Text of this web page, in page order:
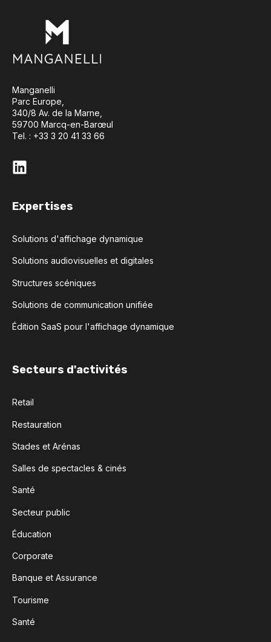
Manganelli
Parc Europe,
340/8 Av. de la Marne,
59700 Marcq-en-Barœul
Tel. : +33 3 20 41 33 66
Expertises
Solutions d'affichage dynamique
Solutions audiovisuelles et digitales
Structures scéniques
Solutions de communication unifiée
Édition SaaS pour l'affichage dynamique
Secteurs d'activités
Retail
Restauration
Stades et Arénas
Salles de spectacles & cinés
Santé
Secteur public
Éducation
Corporate
Banque et Assurance
Tourisme
Santé